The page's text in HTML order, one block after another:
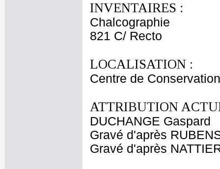
INVENTAIRES :
Chalcographie
821 C/ Recto
LOCALISATION :
Centre de
ATTRIBUTION
DUCHANGE Gaspard
Gravé d'après
Gravé d'après